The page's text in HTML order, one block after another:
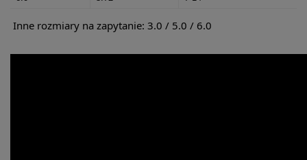
Inne rozmiary na zapytanie: 3.0 / 5.0 / 6.0